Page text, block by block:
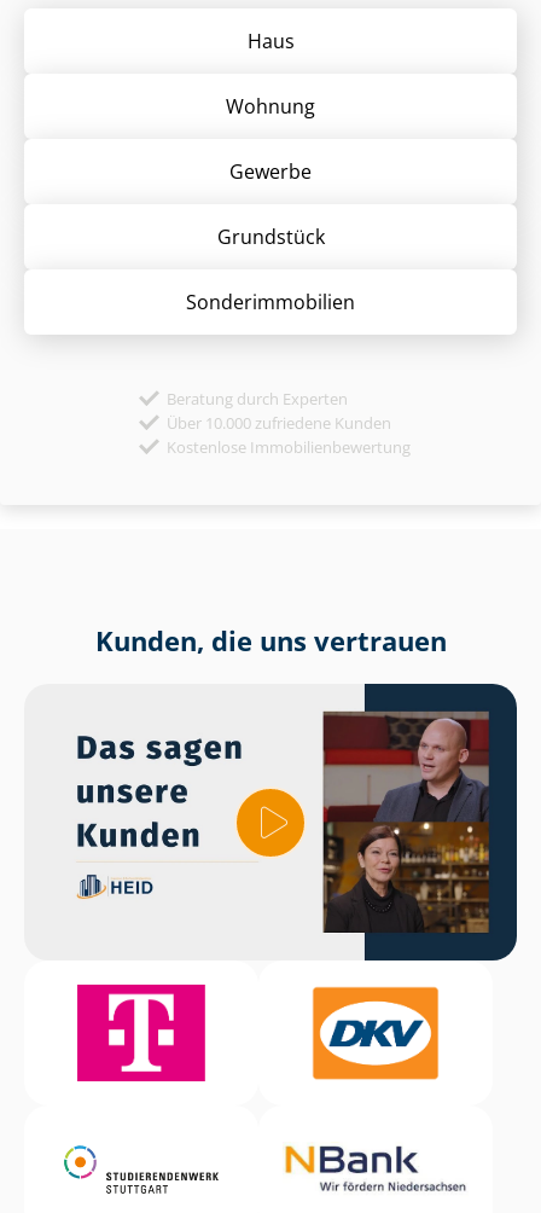
Haus
Wohnung
Gewerbe
Grund­stück
Sonder­immobilien
Beratung durch Experten
Über 10.000 zufriedene Kunden
Kostenlose Immobilienbewertung
Kunden, die uns vertrauen